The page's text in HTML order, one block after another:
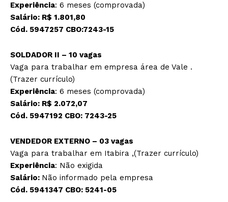
Experiência: 6 meses (comprovada)
Salário: R$ 1.801,80
Cód. 5947257 CBO:7243-15
SOLDADOR II – 10 vagas
Vaga para trabalhar em empresa área de Vale .
(Trazer currículo)
Experiência: 6 meses (comprovada)
Salário: R$ 2.072,07
Cód. 5947192 CBO: 7243-25
VENDEDOR EXTERNO – 03 vagas
Vaga para trabalhar em Itabira ,(Trazer currículo)
Experiência: Não exigida
Salário: Não informado pela empresa
Cód. 5941347 CBO: 5241-05